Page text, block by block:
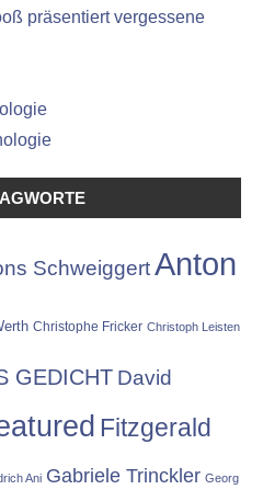
präsentiert vergessene
SchweiggertAnton
Christophe Fricker Christoph Leisten
GEDICHT David
Fitzgerald
Ani Gabriele Trinckler Georg